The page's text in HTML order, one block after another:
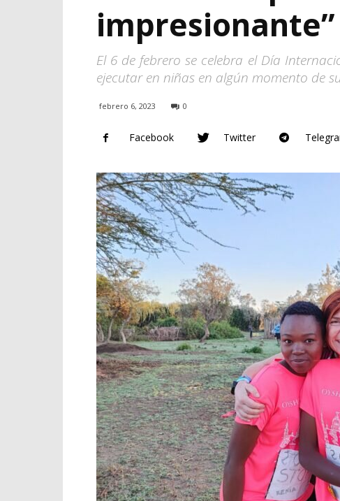
impresionante”
El 6 de febrero se celebra el Día
ejecutar en niñas en algún momento de
febrero 6, 2023 0
Facebook Twitter